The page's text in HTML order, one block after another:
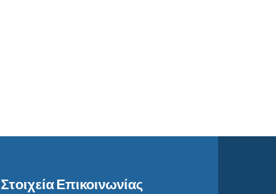
Στοιχεία Επικοινωνίας